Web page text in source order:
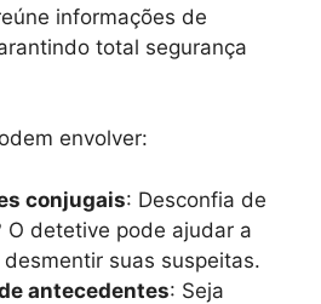
informações de
total segurança
envolver:
conjugais: Desconfia de
O detetive pode ajudar a
suas suspeitas.
antecedentes: Seja